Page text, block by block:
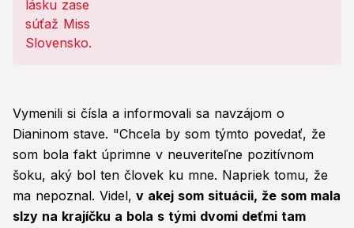
Vymenili si čísla a informovali sa navzájom o
Dianinom stave. "Chcela by som týmto povedať, že
som bola fakt úprimne v neuveriteľne pozitívnom
šoku, aký bol ten človek ku mne. Napriek tomu, že
ma nepoznal. Videl, v akej som situácii, že som mala
slzy na krajíčku a bola s tými dvomi deťmi tam